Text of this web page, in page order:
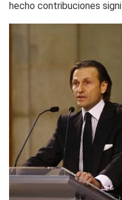
hecho contribuciones